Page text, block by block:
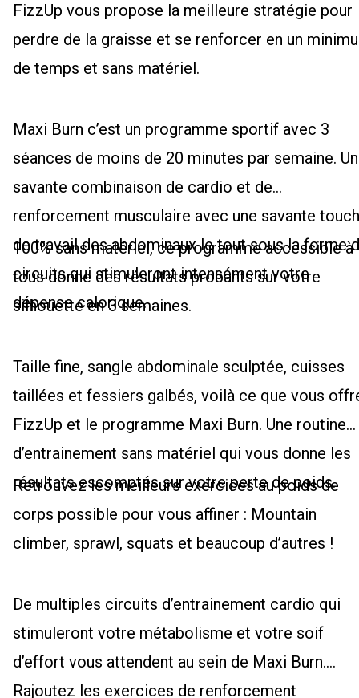
FizzUp vous propose la meilleure stratégie pour
perdre de la graisse et se renforcer en un
de temps et sans matériel.
Maxi Burn c’est un programme sportif avec 3
séances de moins de 20 minutes par semaine.
savante combinaison de cardio et de
renforcement musculaire avec une savante
de travail des abdominaux le tout sous la forme
circuits qui stimuleront intensément votre
dépense calorique.
100% sans matériel, ce programme accessible à
tous donne des résultats probants sur votre
silhouette en 3 semaines.
Taille fine, sangle abdominale sculptée, cuisses
taillées et fessiers galbés, voilà ce que vous
FizzUp et le programme Maxi Burn. Une routine
d’entrainement sans matériel qui vous donne les
résultats escomptés sur votre perte de poids.
Retrouvez les meilleurs exercices au poids de
corps possible pour vous affiner : Mountain
climber, sprawl, squats et beaucoup d’autres !
De multiples circuits d’entrainement cardio qui
stimuleront votre métabolisme et votre soif
d’effort vous attendent au sein de Maxi Burn.
Rajoutez les exercices de renforcement